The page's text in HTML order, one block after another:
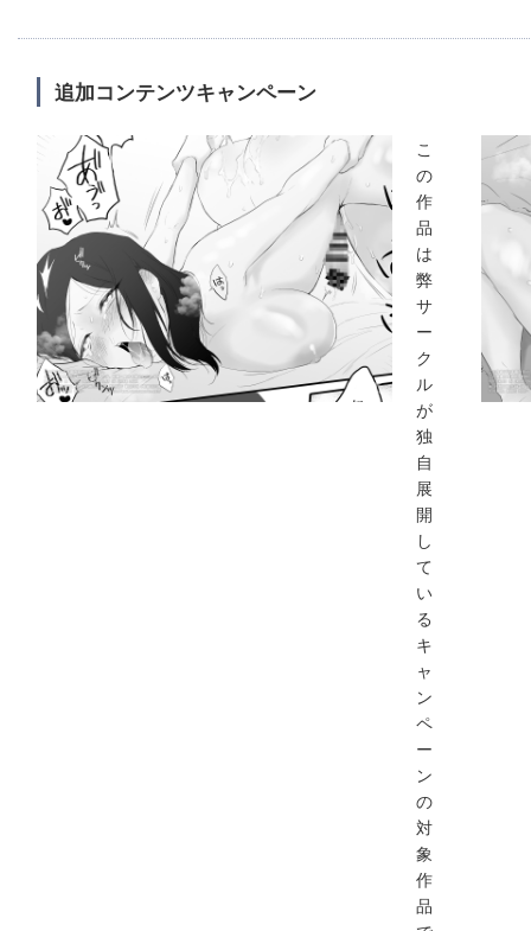
追加コンテンツキャンペーン
こ
の
作
品
は
弊
サ
ー
ク
ル
が
独
自
展
開
し
て
い
る
キ
ャ
ン
ペ
ー
ン
の
対
象
作
品